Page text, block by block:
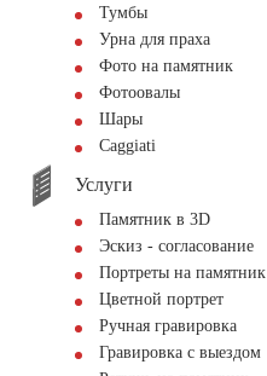
Тумбы
Урна для праха
Фото на памятник
Фотоовалы
Шары
Сaggiati
Услуги
Памятник в 3D
Эскиз - согласование
Портреты на памятник
Цветной портрет
Ручная гравировка
Гравировка с выездом